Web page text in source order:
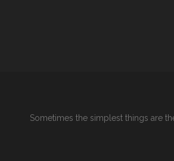
Sometimes the simplest things are